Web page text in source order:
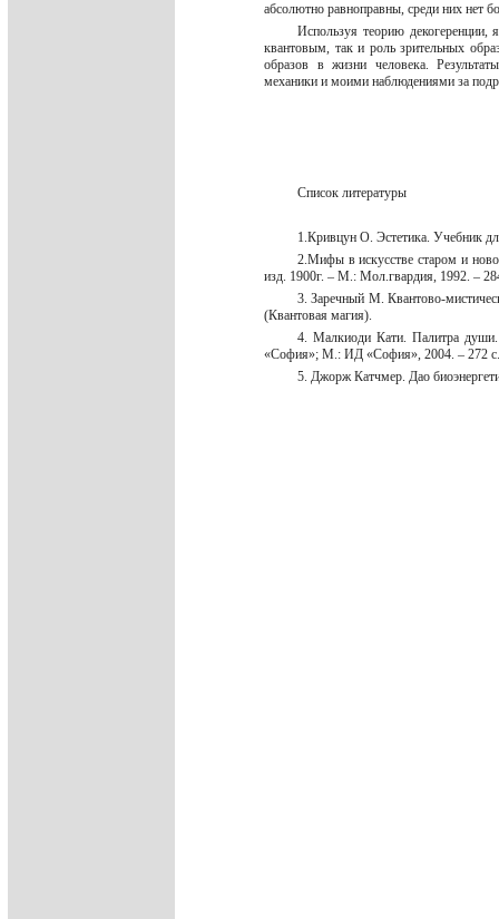
абсолютно равноправны, среди них нет
Используя теорию
квантовым, так и роль зрительных
образов в жизни человека.
механики и моими наблюдениями за
Список литературы
1.Кривцун О. Эстетика. Учебник
2.Мифы в искусстве старом и
изд. 1900г. – М.: Мол.гвардия, 1992. –
3. Заречный М. Квантово-
(Квантовая магия).
4. Малкиоди Кати. Палитра
«София»; М.: ИД «София», 2004. – 272
5. Джорж Катчмер. Дао